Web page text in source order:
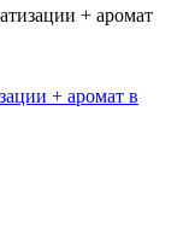
+ аромат